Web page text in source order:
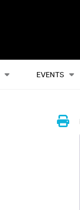
EVENTS
Alles Events